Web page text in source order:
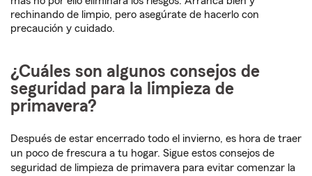
rechinando de limpio, pero asegúrate de hacerlo con
precaución y cuidado.
¿Cuáles son algunos consejos de
seguridad para la limpieza de
primavera?
Después de estar encerrado todo el invierno, es hora de traer
un poco de frescura a tu hogar. Sigue estos consejos de
seguridad de limpieza de primavera para evitar comenzar la